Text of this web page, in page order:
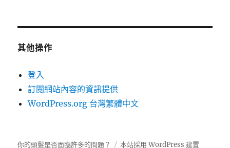
其他操作
登入
訂閱網站內容的資訊提供
WordPress.org 台灣繁體中文
你的頭髮是否面臨許多的問題？ 本站採用 WordPress 建置